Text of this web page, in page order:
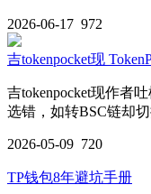
2026-06-17 972
吉tokenpocket现
吉tokenpocket现作者
选错，如转BSC链却
2026-05-09 720
TP钱包8年避坑手册